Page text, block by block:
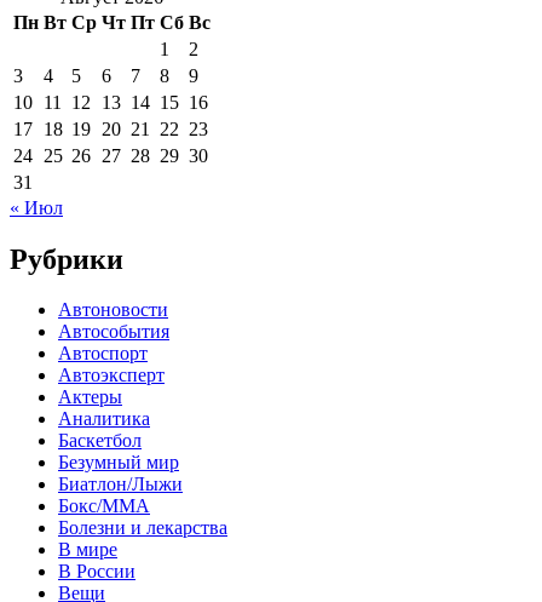
Пн Вт Ср Чт Пт Сб Вс
1
2
3
4 5 6 7 8
9
10 11 12 13 14 15 16
17 18 19 20 21 22 23
24 25 26 27 28 29 30
31
« Июл
Рубрики
Автоновости
Автособытия
Автоспорт
Автоэксперт
Актеры
Аналитика
Баскетбол
Безумный мир
Биатлон/Лыжи
Бокс/MMA
Болезни и лекарства
В мире
В России
Вещи